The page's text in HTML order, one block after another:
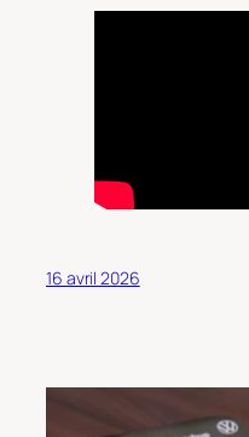
16 avril 2026